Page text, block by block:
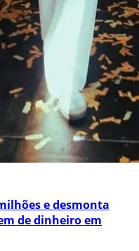
e desmonta
de dinheiro em